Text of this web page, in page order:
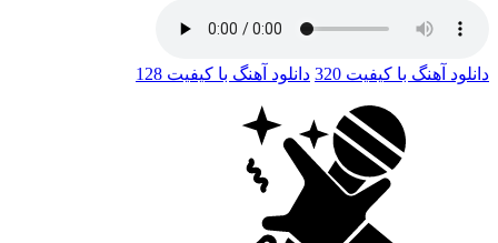
دانلود آهنگ با کیفیت 320 دانلود آهنگ با کیفیت 128